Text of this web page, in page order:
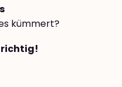
kümmert?
richtig!